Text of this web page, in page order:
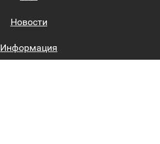
Новости
Информация